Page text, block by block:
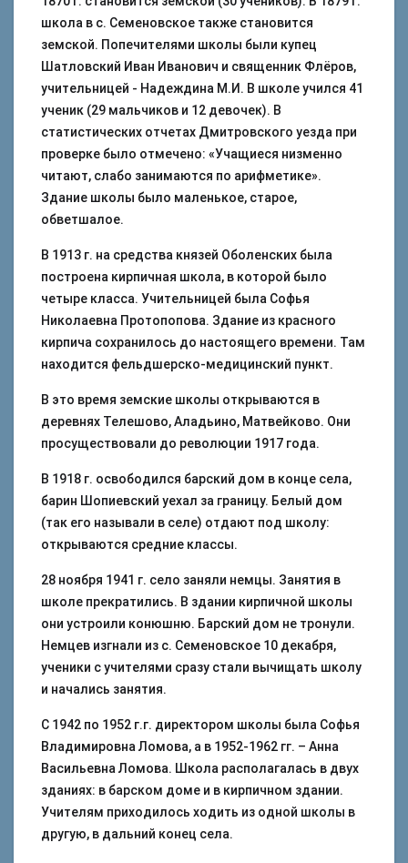
школа в с. Семеновское также становится
земской. Попечителями школы были купец
Шатловский Иван Иванович и священник Флёров,
учительницей - Надеждина М.И. В школе учился 41
ученик (29 мальчиков и 12 девочек). В
статистических отчетах Дмитровского уезда при
проверке было отмечено: «Учащиеся низменно
читают, слабо занимаются по арифметике».
Здание школы было маленькое, старое,
обветшалое.
В 1913 г. на средства князей Оболенских была
построена кирпичная школа, в которой было
четыре класса. Учительницей была Софья
Николаевна Протопопова. Здание из красного
кирпича сохранилось до настоящего времени. Там
находится фельдшерско-медицинский пункт.
В это время земские школы открываются в
деревнях Телешово, Аладьино, Матвейково. Они
просуществовали до революции 1917 года.
В 1918 г. освободился барский дом в конце села,
барин Шопиевский уехал за границу. Белый дом
(так его называли в селе) отдают под школу:
открываются средние классы.
28 ноября 1941 г. село заняли немцы. Занятия в
школе прекратились. В здании кирпичной школы
они устроили конюшню. Барский дом не тронули.
Немцев изгнали из с. Семеновское 10 декабря,
ученики с учителями сразу стали вычищать школу
и начались занятия.
С 1942 по 1952 г.г. директором школы была Софья
Владимировна Ломова, а в 1952-1962 гг. – Анна
Васильевна Ломова. Школа располагалась в двух
зданиях: в барском доме и в кирпичном здании.
Учителям приходилось ходить из одной школы в
другую, в дальний конец села.